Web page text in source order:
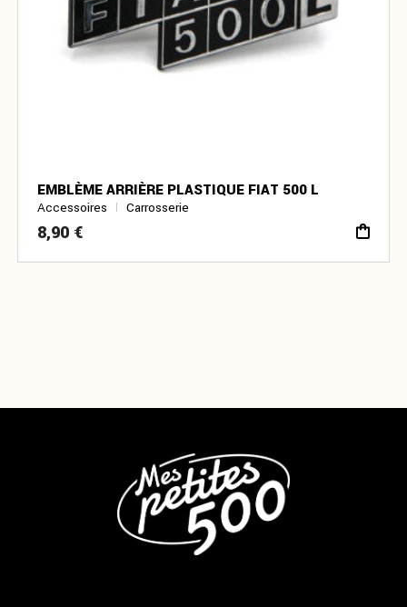
EMBLÈME ARRIÈRE PLASTIQUE FIAT 500 L
Accessoires Carrosserie
8,90 €